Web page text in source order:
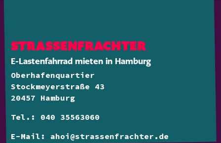
STRASSEN­FRACHTER
E-Lastenfahrrad mieten in Hamburg
Oberhafenquartier
Stockmeyerstraße 43
20457 Hamburg
Tel.: 040 35563060
E-Mail: ahoi@strassenfrachter.de